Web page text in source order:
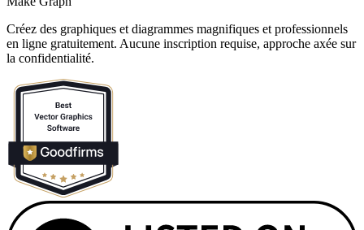
Créez des graphiques et diagrammes magnifiques et professionnels
en ligne gratuitement. Aucune inscription requise, approche axée sur
la confidentialité.